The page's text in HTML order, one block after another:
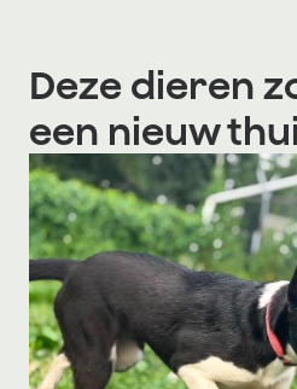
Deze dieren
een nieuw